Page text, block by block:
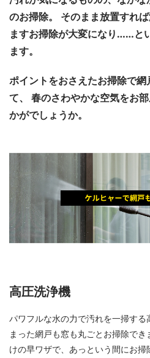
のお掃除。 そのまま放置すれば
ますお掃除が大変になり……と
ます。
ポイントをおさえたお掃除で
て、 春のさわやかな空気をお
かがでしょうか。
高圧洗浄機
パワフルな水の力で汚れを一掃す
まった網戸も窓も丸ごとお掃除で
けの早ワザで、あっという間にお